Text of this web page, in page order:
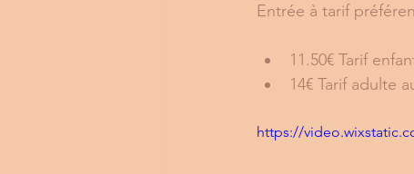
Entrée à tarif
11.50€ Tarif
14€ Tarif adulte
https://